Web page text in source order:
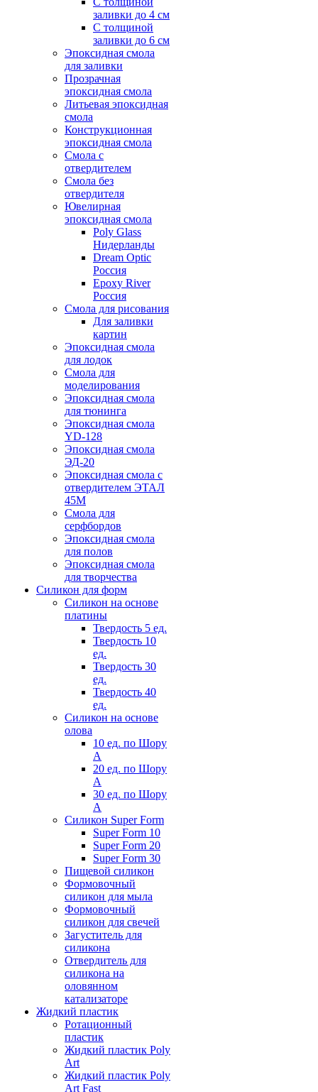
заливки до 4 см
С толщиной
заливки до 6 см
Эпоксидная смола
для заливки
Прозрачная
эпоксидная смола
Литьевая эпоксидная
смола
Конструкционная
эпоксидная смола
Смола с
отвердителем
Смола без
отвердителя
Ювелирная
эпоксидная смола
Poly Glass
Нидерланды
Dream Optic
Россия
Epoxy River
Россия
Смола для рисования
Для заливки
картин
Эпоксидная смола
для лодок
Смола для
моделирования
Эпоксидная смола
для тюнинга
Эпоксидная смола
YD-128
Эпоксидная смола
ЭД-20
Эпоксидная смола с
отвердителем ЭТАЛ
45М
Смола для
серфбордов
Эпоксидная смола
для полов
Эпоксидная смола
для творчества
Силикон для форм
Силикон на основе
платины
Твердость 5 ед.
Твердость 10
ед.
Твердость 30
ед.
Твердость 40
ед.
Силикон на основе
олова
10 ед. по Шору
А
20 ед. по Шору
А
30 ед. по Шору
А
Силикон Super Form
Super Form 10
Super Form 20
Super Form 30
Пищевой силикон
Формовочный
силикон для мыла
Формовочный
силикон для свечей
Загуститель для
силикона
Отвердитель для
силикона на
оловянном
катализаторе
Жидкий пластик
Ротационный
пластик
Жидкий пластик Poly
Art
Жидкий пластик Poly
Art Fast